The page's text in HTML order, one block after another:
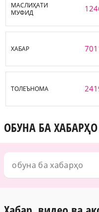
МАСЛИҲАТИ
МУФИД
ХАБАР
ТОЛЕЪНОМА
ОБУНА БА ХАБАРҲО